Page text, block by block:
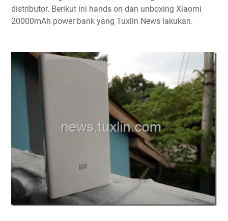
distributor. Berikut ini hands on dan unboxing Xiaomi
20000mAh power bank yang Tuxlin News lakukan.